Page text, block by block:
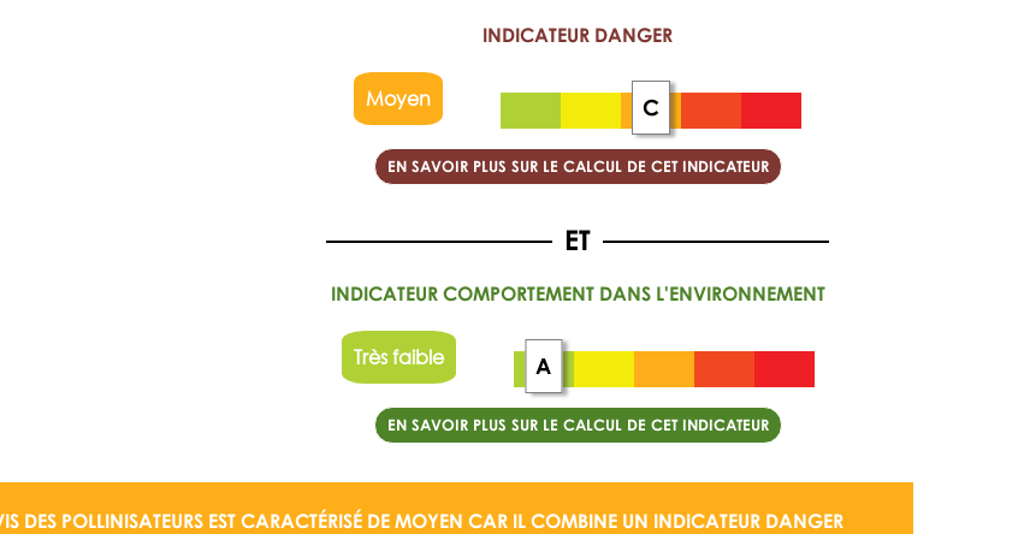
INDICATEUR DANGER
Moyen C
EN SAVOIR PLUS SUR LE CALCUL DE CET INDICATEUR
INDICATEUR COMPORTEMENT DANS L'ENVIRONNEMENT
Très faible A
EN SAVOIR PLUS SUR LE CALCUL DE CET INDICATEUR
DES POLLINISATEURS EST CARACTÉRISÉ DE MOYEN CAR IL COMBINE UN INDICATEUR DANGER